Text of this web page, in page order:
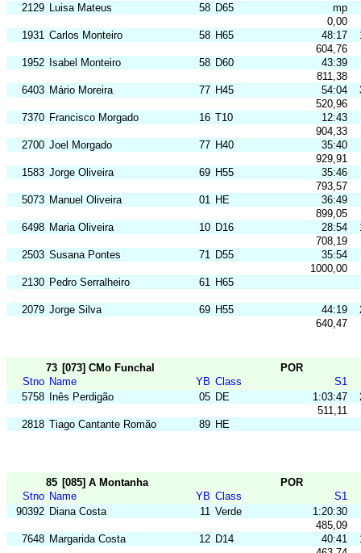
2129 Luisa Mateus 58 D65
mp
0,00
1931 Carlos Monteiro 58 H65 48:17
604,76
1952
Isabel Monteiro 58 D60
43:39
811,38
6403 Mário Moreira 77 H45 54:04
520,96
7370 Francisco Morgado 16 T10
12:43
904,33
2700 Joel Morgado 77 H40
35:40
929,91
1583 Jorge Oliveira 69 H55
35:46
793,57
5073 Manuel Oliveira 01 HE
36:49
899,05
6498 Maria Oliveira 10 D16 28:54
708,19
2503 Susana Pontes 71 D55
35:54
1000,00
2130 Pedro Serralheiro 61 H65
2079 Jorge Silva 69 H55 44:19
640,47
73 [073] CMo Funchal
POR
Stno Name YB Class
S1
5758
Inês Perdigão 05 DE 1:03:47
511,11
2818 Tiago Cantante Romão 89 HE
85 [085] A Montanha
POR
Stno Name YB Class
S1
90392 Diana Costa 11 Verde
1:20:30
485,09
7648 Margarida Costa 12 D14 40:41